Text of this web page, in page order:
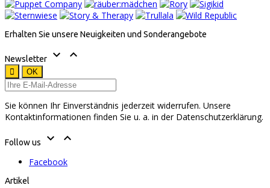
Erhalten Sie unsere Neuigkeiten und Sonderangebote
Newsletter  
Sie können Ihr Einverständnis jederzeit widerrufen. Unsere
Kontaktinformationen finden Sie u. a. in der Datenschutzerklärung.
Follow us  
Facebook
Artikel